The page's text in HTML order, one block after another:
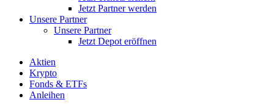
Jetzt Partner werden
Unsere Partner
Unsere Partner
Jetzt Depot eröffnen
Aktien
Krypto
Fonds & ETFs
Anleihen